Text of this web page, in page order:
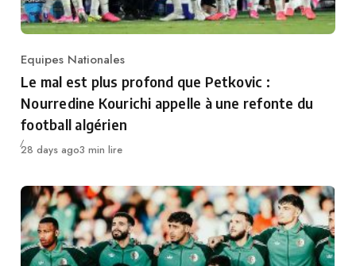
Category
Equipes Nationales
Le mal est plus profond que Petkovic :
Nourredine Kourichi appelle à une refonte du
football algérien
Publié
28 days ago3 min lire